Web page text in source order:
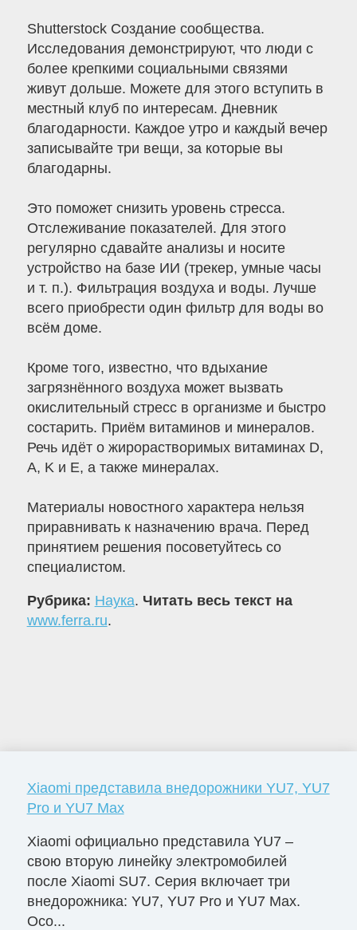
Shutterstock Создание сообщества.
Исследования демонстрируют, что люди с
более крепкими социальными связями
живут дольше. Можете для этого вступить в
местный клуб по интересам. Дневник
благодарности. Каждое утро и каждый вечер
записывайте три вещи, за которые вы
благодарны.
Это поможет снизить уровень стресса.
Отслеживание показателей. Для этого
регулярно сдавайте анализы и носите
устройство на базе ИИ (трекер, умные часы
и т. п.). Фильтрация воздуха и воды. Лучше
всего приобрести один фильтр для воды во
всём доме.
Кроме того, известно, что вдыхание
загрязнённого воздуха может вызвать
окислительный стресс в организме и быстро
состарить. Приём витаминов и минералов.
Речь идёт о жирорастворимых витаминах D,
A, K и E, а также минералах.
Материалы новостного характера нельзя
приравнивать к назначению врача. Перед
принятием решения посоветуйтесь со
специалистом.
Рубрика: Наука. Читать весь текст на
www.ferra.ru.
Xiaomi представила внедорожники YU7, YU7
Pro и YU7 Max
Xiaomi официально представила YU7 –
свою вторую линейку электромобилей
после Xiaomi SU7. Серия включает три
внедорожника: YU7, YU7 Pro и YU7 Max.
Осо...